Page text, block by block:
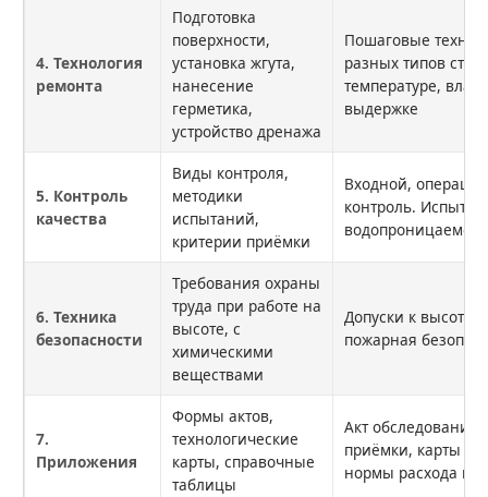
4. Технология
ремонта
Подготовка
поверхности,
установка жгута,
нанесение
герметика,
устройство дренажа
Пошаговые
разных типов
температуре,
выдержке
5. Контроль
качества
Виды контроля,
методики
испытаний,
критерии приёмки
Входной,
контроль.
6. Техника
безопасности
Требования охраны
труда при работе на
высоте, с
химическими
веществами
Допуски к
пожарная
7.
Приложения
Формы актов,
технологические
карты, справочные
таблицы
Акт обследования,
приёмки, карты
нормы расхода